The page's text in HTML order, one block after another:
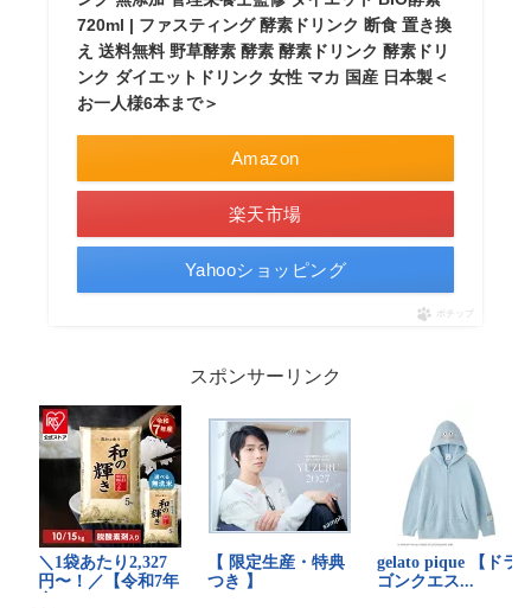
720ml | ファスティング 酵素ドリンク 断食 置き換
え 送料無料 野草酵素 酵素 酵素ドリンク 酵素ドリ
ンク ダイエットドリンク 女性 マカ 国産 日本製＜
お一人様6本まで＞
Amazon
楽天市場
Yahooショッピング
ポチップ
スポンサーリンク